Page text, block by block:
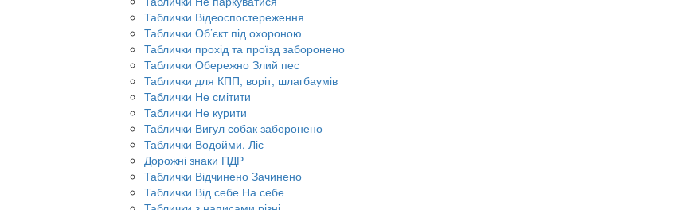
Таблички Відеоспостереження
Таблички Об’єкт під охороною
Таблички прохід та проїзд заборонено
Таблички Обережно Злий пес
Таблички для КПП, воріт, шлагбаумів
Таблички Не смітити
Таблички Не курити
Таблички Вигул собак заборонено
Таблички Водойми, Ліс
Дорожні знаки ПДР
Таблички Відчинено Зачинено
Таблички Від себе На себе